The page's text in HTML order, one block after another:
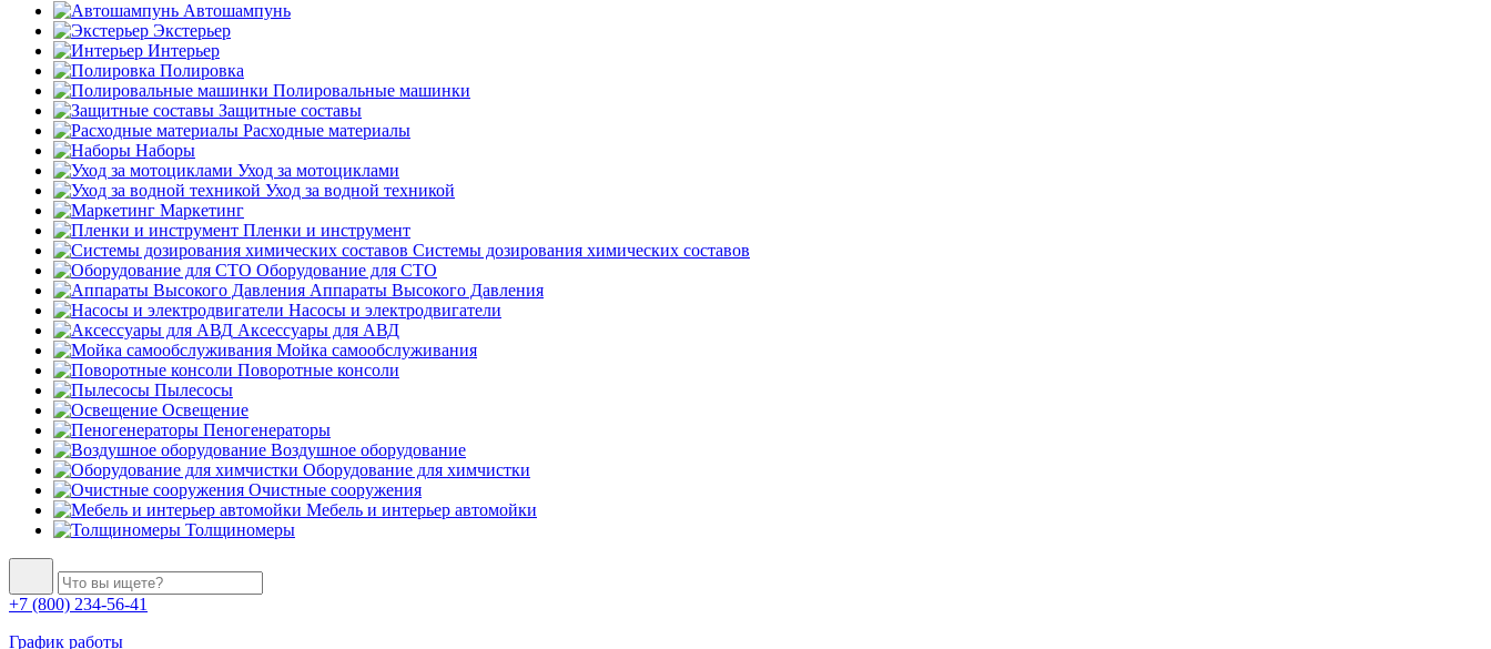
Автошампунь
Экстерьер
Интерьер
Полировка
Полировальные машинки
Защитные составы
Расходные материалы
Наборы
Уход за мотоциклами
Уход за водной техникой
Маркетинг
Пленки и инструмент
Системы дозирования химических составов
Оборудование для СТО
Аппараты Высокого Давления
Насосы и электродвигатели
Аксессуары для АВД
Мойка самообслуживания
Поворотные консоли
Пылесосы
Освещение
Пеногенераторы
Воздушное оборудование
Оборудование для химчистки
Очистные сооружения
Мебель и интерьер автомойки
Толщиномеры
+7 (800) 234-56-41
График работы